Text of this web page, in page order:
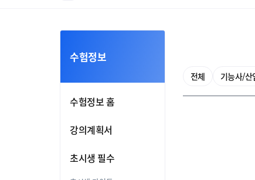
수험정보
수험정보 홈
강의계획서
초시생 필수
전체 기능사/산